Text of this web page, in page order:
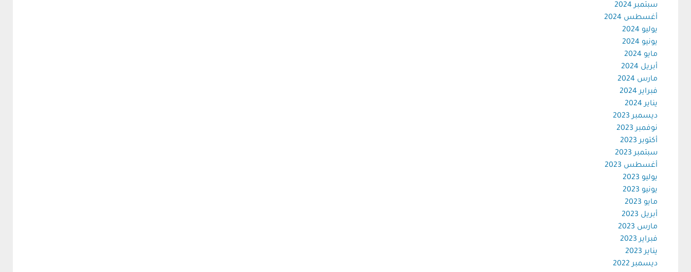
سبتمبر 2024
أغسطس 2024
يوليو 2024
يونيو 2024
مايو 2024
أبريل 2024
مارس 2024
فبراير 2024
يناير 2024
ديسمبر 2023
نوفمبر 2023
أكتوبر 2023
سبتمبر 2023
أغسطس 2023
يوليو 2023
يونيو 2023
مايو 2023
أبريل 2023
مارس 2023
فبراير 2023
يناير 2023
ديسمبر 2022